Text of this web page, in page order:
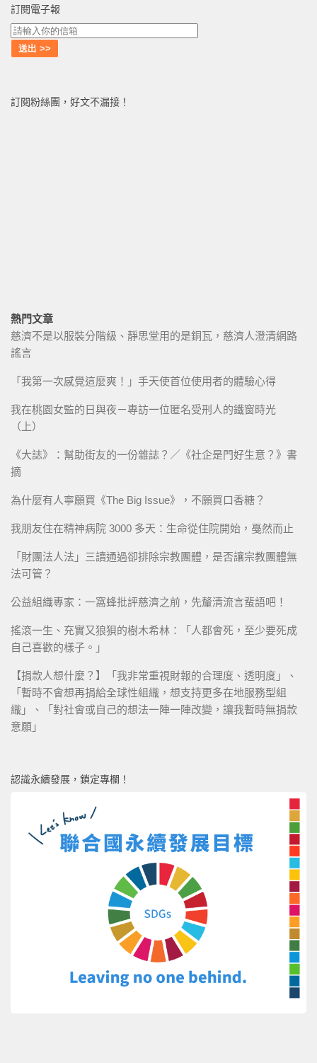
訂閱電子報
訂閱粉絲團，好文不漏接！
熱門文章
慈濟不是以服裝分階級、靜思堂用的是銅瓦，慈濟人澄清網路
謠言
「我第一次感覺這麼爽！」手天使首位使用者的體驗心得
我在桃園女監的日與夜－專訪一位匿名受刑人的鐵窗時光
（上）
《大誌》：幫助街友的一份雜誌？／《社企是門好生意？》書
摘
為什麼有人寧願買《The Big Issue》，不願買口香糖？
我朋友住在精神病院 3000 多天：生命從住院開始，戞然而止
「財團法人法」三讀通過卻排除宗教團體，是否讓宗教團體無
法可管？
公益組織專家：一窩蜂批評慈濟之前，先釐清流言蜚語吧！
搖滾一生、充實又狼狽的樹木希林：「人都會死，至少要死成
自己喜歡的樣子。」
【捐款人想什麼？】「我非常重視財報的合理度、透明度」、
「暫時不會想再捐給全球性組織，想支持更多在地服務型組
織」、「對社會或自己的想法一陣一陣改變，讓我暫時無捐款
意願」
認識永續發展，鎖定專欄！